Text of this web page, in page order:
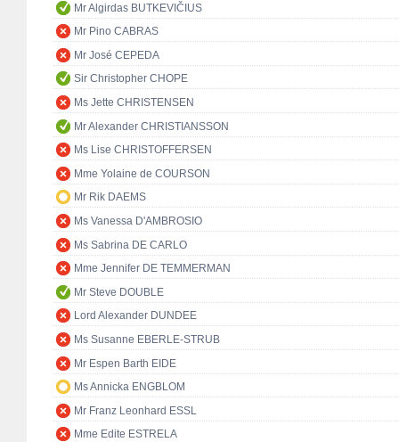
Mr Algirdas BUTKEVIČIUS
Mr Pino CABRAS
Mr José CEPEDA
Sir Christopher CHOPE
Ms Jette CHRISTENSEN
Mr Alexander CHRISTIANSSON
Ms Lise CHRISTOFFERSEN
Mme Yolaine de COURSON
Mr Rik DAEMS
Ms Vanessa D'AMBROSIO
Ms Sabrina DE CARLO
Mme Jennifer DE TEMMERMAN
Mr Steve DOUBLE
Lord Alexander DUNDEE
Ms Susanne EBERLE-STRUB
Mr Espen Barth EIDE
Ms Annicka ENGBLOM
Mr Franz Leonhard ESSL
Mme Edite ESTRELA